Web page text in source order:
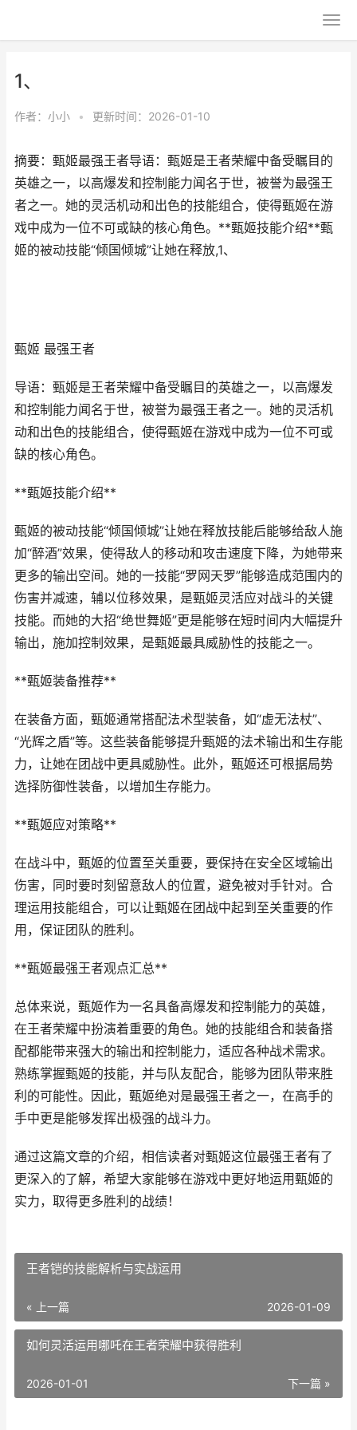
1、
作者： 小小 • 更新时间：2026-01-10
摘要：甄姬最强王者导语：甄姬是王者荣耀中备受瞩目的
英雄之一，以高爆发和控制能力闻名于世，被誉为最强王
者之一。她的灵活机动和出色的技能组合，使得甄姬在游
戏中成为一位不可或缺的核心角色。**甄姬技能介绍**甄
姬的被动技能“倾国倾城”让她在释放,1、
甄姬 最强王者
导语：甄姬是王者荣耀中备受瞩目的英雄之一，以高爆发
和控制能力闻名于世，被誉为最强王者之一。她的灵活机
动和出色的技能组合，使得甄姬在游戏中成为一位不可或
缺的核心角色。
**甄姬技能介绍**
甄姬的被动技能“倾国倾城”让她在释放技能后能够给敌人施
加“醉酒”效果，使得敌人的移动和攻击速度下降，为她带来
更多的输出空间。她的一技能“罗网天罗”能够造成范围内的
伤害并减速，辅以位移效果，是甄姬灵活应对战斗的关键
技能。而她的大招“绝世舞姬”更是能够在短时间内大幅提升
输出，施加控制效果，是甄姬最具威胁性的技能之一。
**甄姬装备推荐**
在装备方面，甄姬通常搭配法术型装备，如“虚无法杖”、
“光辉之盾”等。这些装备能够提升甄姬的法术输出和生存能
力，让她在团战中更具威胁性。此外，甄姬还可根据局势
选择防御性装备，以增加生存能力。
**甄姬应对策略**
在战斗中，甄姬的位置至关重要，要保持在安全区域输出
伤害，同时要时刻留意敌人的位置，避免被对手针对。合
理运用技能组合，可以让甄姬在团战中起到至关重要的作
用，保证团队的胜利。
**甄姬最强王者观点汇总**
总体来说，甄姬作为一名具备高爆发和控制能力的英雄，
在王者荣耀中扮演着重要的角色。她的技能组合和装备搭
配都能带来强大的输出和控制能力，适应各种战术需求。
熟练掌握甄姬的技能，并与队友配合，能够为团队带来胜
利的可能性。因此，甄姬绝对是最强王者之一，在高手的
手中更是能够发挥出极强的战斗力。
通过这篇文章的介绍，相信读者对甄姬这位最强王者有了
更深入的了解，希望大家能够在游戏中更好地运用甄姬的
实力，取得更多胜利的战绩！
王者铠的技能解析与实战运用
« 上一篇 2026-01-09
如何灵活运用哪吒在王者荣耀中获得胜利
下一篇 »
2026-01-01